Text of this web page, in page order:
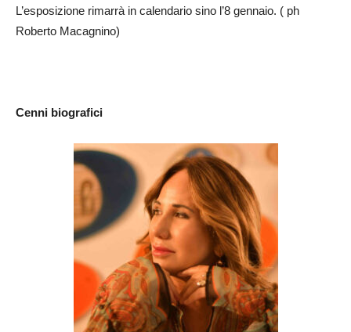
L’esposizione rimarrà in calendario sino l’8 gennaio. ( ph
Roberto Macagnino)
Cenni biografici